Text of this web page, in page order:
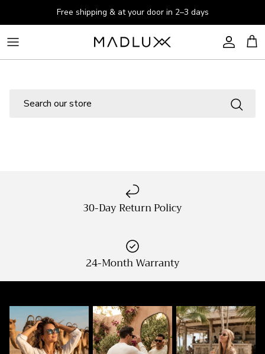
Skip to contentFree shipping & at your door in 2–3 days
Account
Cart
Search
30-Day Return Policy
24-Month Warranty